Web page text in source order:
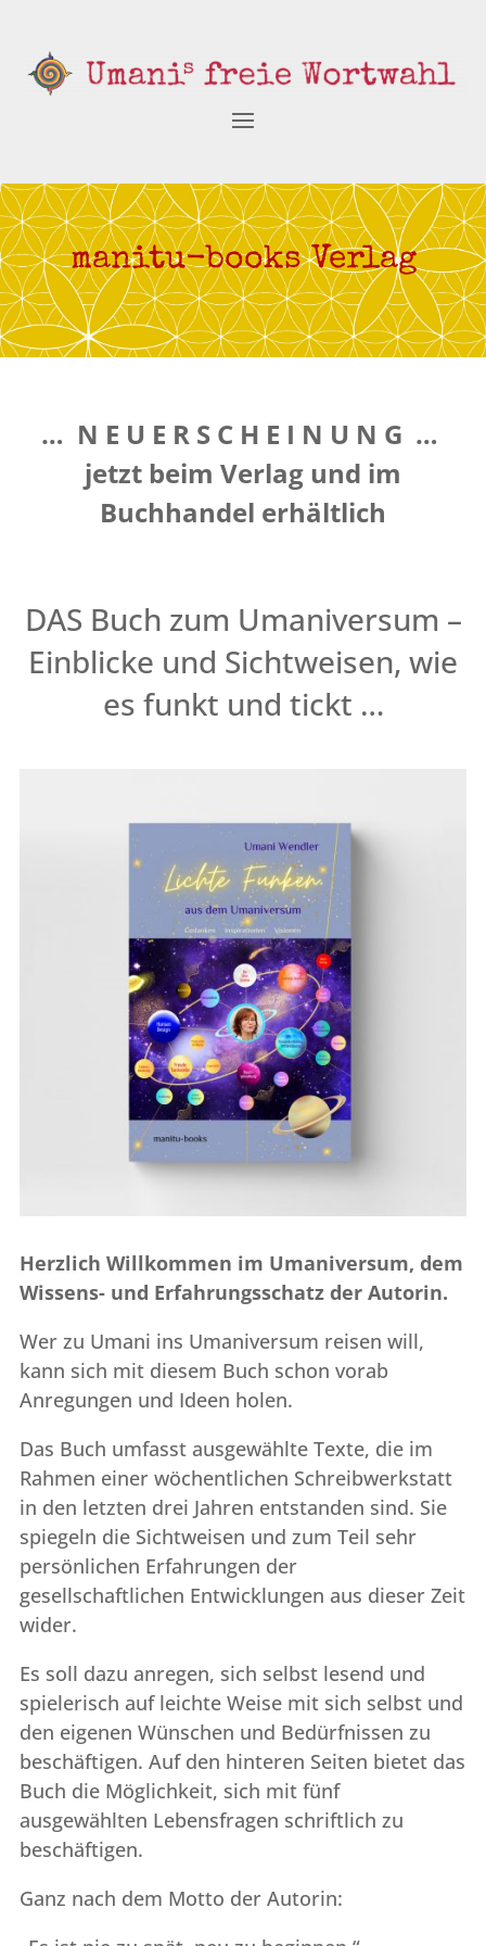
manitu-books Verlag
… N E U E R S C H E I N U N G …
jetzt beim Verlag und im
Buchhandel erhältlich
DAS Buch zum Umaniversum –
Einblicke und Sichtweisen, wie
es funkt und tickt …
Herzlich Willkommen im Umaniversum, dem
Wissens- und Erfahrungsschatz der Autorin.
Wer zu Umani ins Umaniversum reisen will,
kann sich mit diesem Buch schon vorab
Anregungen und Ideen holen.
Das Buch umfasst ausgewählte Texte, die im
Rahmen einer wöchentlichen Schreibwerkstatt
in den letzten drei Jahren entstanden sind. Sie
spiegeln die Sichtweisen und zum Teil sehr
persönlichen Erfahrungen der
gesellschaftlichen Entwicklungen aus dieser Zeit
wider.
Es soll dazu anregen, sich selbst lesend und
spielerisch auf leichte Weise mit sich selbst und
den eigenen Wünschen und Bedürfnissen zu
beschäftigen. Auf den hinteren Seiten bietet das
Buch die Möglichkeit, sich mit fünf
ausgewählten Lebensfragen schriftlich zu
beschäftigen.
Ganz nach dem Motto der Autorin: